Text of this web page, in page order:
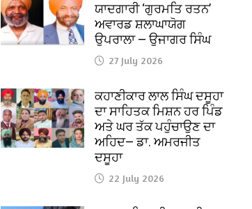
ਯਾਦਗਾਰੀ ‘ਗੁਰਮਤਿ ਰਤਨ’
ਅਵਾਰਡ ਸ਼ਲਾਘਾਯੋਗ
ਉਪਰਾਲਾ — ਉਜਾਗਰ ਸਿੰਘ
27 July 2026
ਕਹਾਣੀਕਾਰ ਲਾਲ ਸਿੰਘ ਦਸੂਹਾ
ਦਾ ਸਾਹਿਤਕ ਮਿਸ਼ਨ ਹਰ ਪਿੰਡ
ਅਤੇ ਘਰ ਤੱਕ ਪਹੁੰਚਾਉਣ ਦਾ
ਅਹਿਦ— ਡਾ. ਅਮਰਜੀਤ
ਦਸੂਹਾ
22 July 2026